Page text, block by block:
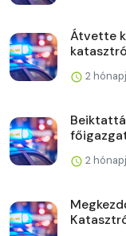
Átvette
2
2